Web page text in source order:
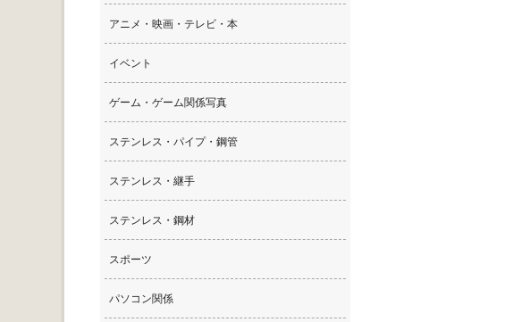
アニメ・映画・テレビ・本
イベント
ゲーム・ゲーム関係写真
ステンレス・パイプ・鋼管
ステンレス・継手
ステンレス・鋼材
スポーツ
パソコン関係